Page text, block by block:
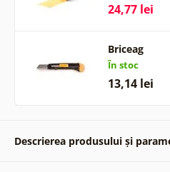
24,77 lei
Briceag
În stoc
13,14 lei
Descrierea produsului și